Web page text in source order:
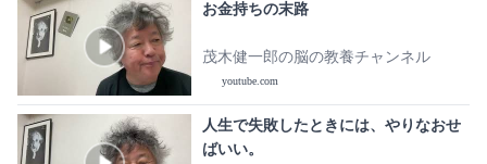
お金持ちの末路
茂木健一郎の脳の教養チャンネル
youtube.com
人生で失敗したときには、やりなおせ
ばいい。